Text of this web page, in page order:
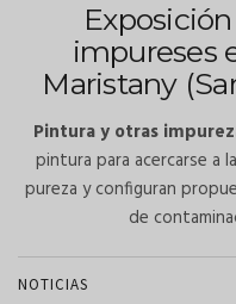
impureses
Maristany
Pintura y otras
pintura para acercarse a
pureza y configuran
de
NOTICIAS